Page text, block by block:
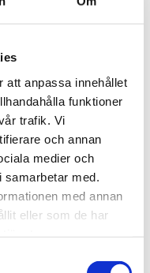
att anpassa innehållet
funktioner
trafik. Vi
och annan
medier och
med.
med annan
eller som de har